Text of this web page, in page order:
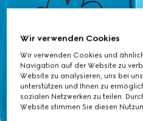
Wir verwenden Cookies
Wir verwenden Cookies und
Navigation auf der Website zu
Website zu analysieren, uns bei
unterstützen und Ihnen zu
sozialen Netzwerken zu teilen.
Website stimmen Sie diesen